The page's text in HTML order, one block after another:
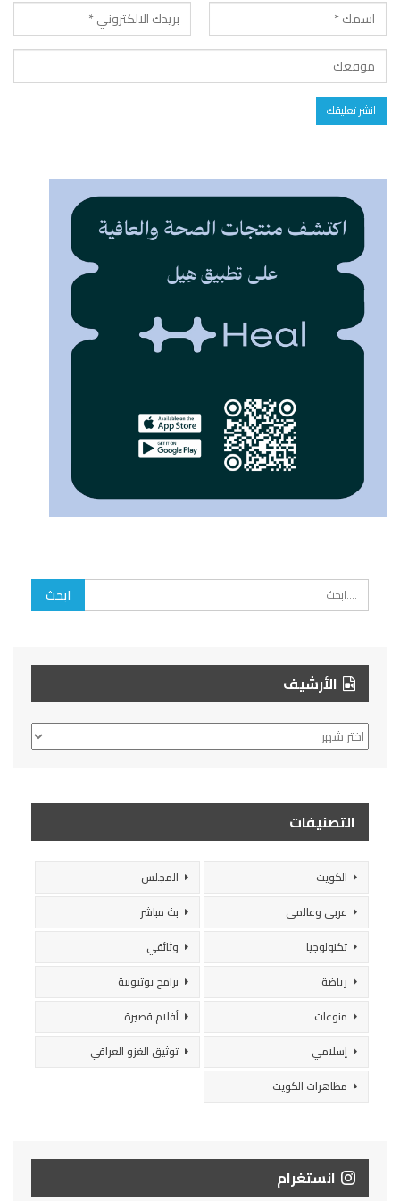
الأرشيف
الأرشيف
التصنيفات
الكويت
المجلس
عربي وعالمي
بث مباشر
تكنولوجيا
وثائقي
رياضة
برامج يوتيوبية
منوعات
أفلام قصيرة
إسلامي
توثيق الغزو العراقي
مظاهرات الكويت
انستغرام